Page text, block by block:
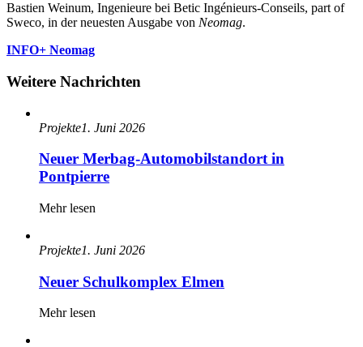
Bastien Weinum, Ingenieure bei Betic Ingénieurs-Conseils, part of
Sweco, in der neuesten Ausgabe von Neomag.
INFO+ Neomag
Weitere Nachrichten
Projekte1. Juni 2026
Neuer Merbag‑Automobilstandort in
Pontpierre
Mehr lesen
Projekte1. Juni 2026
Neuer Schulkomplex Elmen
Mehr lesen